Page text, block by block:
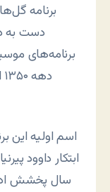
برنامه گل‌ها
دست به
اسم اولیه این
ابتکار داوود
سال پخشش